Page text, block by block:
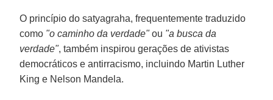
O princípio do satyagraha, frequentemente traduzido
como "o caminho da verdade"ou "a busca da
verdade", também inspirou gerações de ativistas
democráticos e antirracismo, incluindo Martin Luther
King e Nelson Mandela.